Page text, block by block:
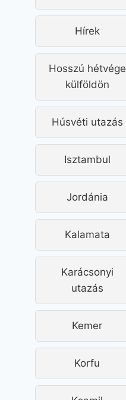
Hírek
Hosszú hétvége
külföldön
Húsvéti utazás
Isztambul
Jordánia
Kalamata
Karácsonyi
utazás
Kemer
Korfu